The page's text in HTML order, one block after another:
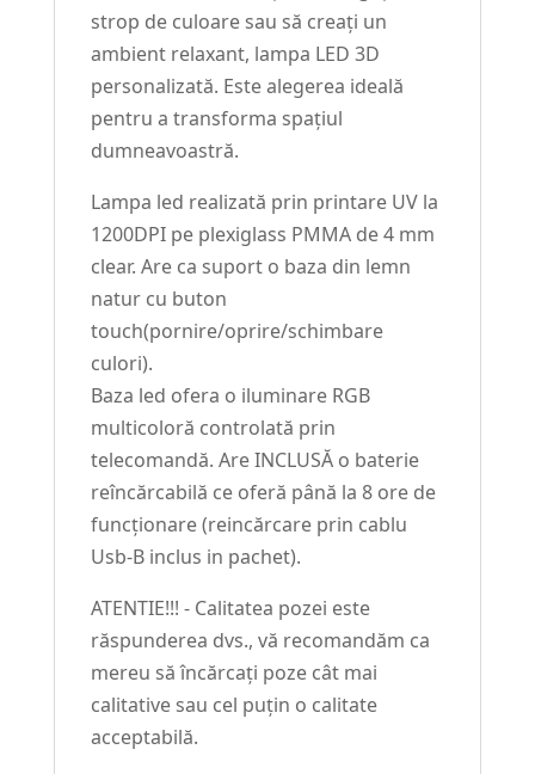
strop de culoare sau să creați un
ambient relaxant, lampa LED 3D
personalizată. Este alegerea ideală
pentru a transforma spațiul
dumneavoastră.
Lampa led realizată prin printare UV la
1200DPI pe plexiglass PMMA de 4 mm
clear. Are ca suport o baza din lemn
natur cu buton
touch(pornire/oprire/schimbare
culori).
Baza led ofera o iluminare RGB
multicoloră controlată prin
telecomandă. Are INCLUSĂ o baterie
reîncărcabilă ce oferă până la 8 ore de
funcționare (reincărcare prin cablu
Usb-B inclus in pachet).
ATENTIE!!! - Calitatea pozei este
răspunderea dvs., vă recomandăm ca
mereu să încărcați poze cât mai
calitative sau cel puțin o calitate
acceptabilă.